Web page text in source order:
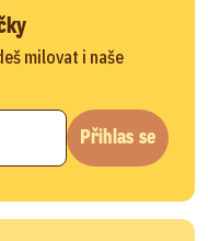
milovat i naše
Přihlas se